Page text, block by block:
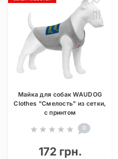
Майка для собак WAUDOG
Clothes "Смелость" из сетки,
с принтом
0
172 грн.